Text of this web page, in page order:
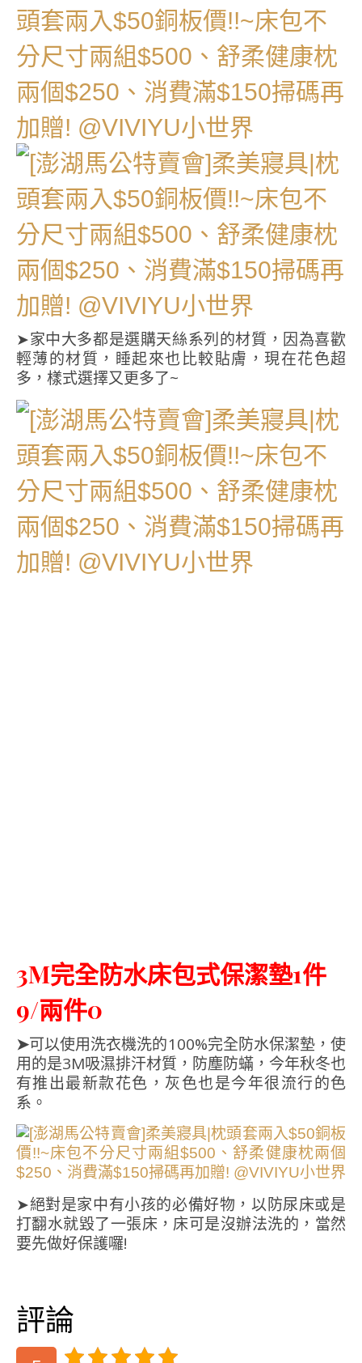
➤家中大多都是選購天絲系列的材質，因為喜歡
輕薄的材質，睡起來也比較貼膚，現在花色超
多，樣式選擇又更多了~
3M完全防水床包式保潔墊1件
9/兩件0
➤可以使用洗衣機洗的100%完全防水保潔墊，使
用的是3M吸濕排汗材質，防塵防蟎，今年秋冬也
有推出最新款花色，灰色也是今年很流行的色
系。
➤絕對是家中有小孩的必備好物，以防尿床或是
打翻水就毀了一張床，床可是沒辦法洗的，當然
要先做好保護囉!
評論